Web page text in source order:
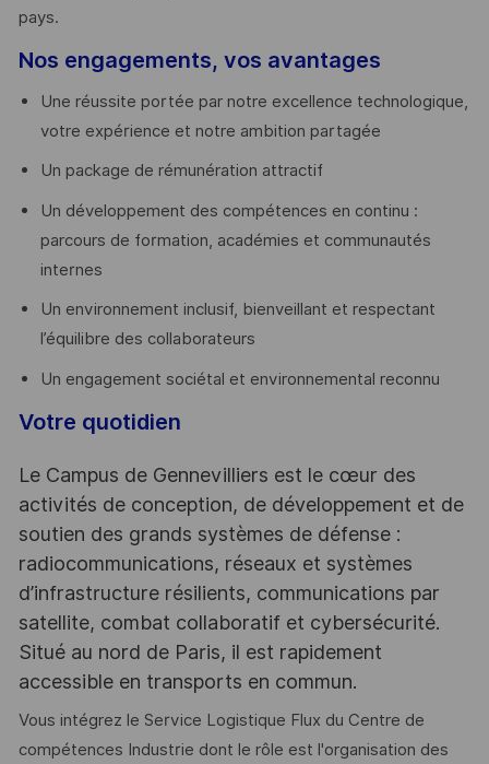
pays. ​
Nos engagements, vos avantages
Une réussite portée par notre excellence technologique,
votre expérience et notre ambition partagée
Un package de rémunération attractif
Un développement des compétences en continu :
parcours de formation, académies et communautés
internes
Un environnement inclusif, bienveillant et respectant
l’équilibre des collaborateurs
Un engagement sociétal et environnemental reconnu
Votre quotidien
Le Campus de Gennevilliers est le cœur des
activités de conception, de développement et de
soutien des grands systèmes de défense :
radiocommunications, réseaux et systèmes
d’infrastructure résilients, communications par
satellite, combat collaboratif et cybersécurité.
Situé au nord de Paris, il est rapidement
accessible en transports en commun.
Vous intégrez le Service Logistique Flux du Centre de
compétences Industrie dont le rôle est l'organisation des